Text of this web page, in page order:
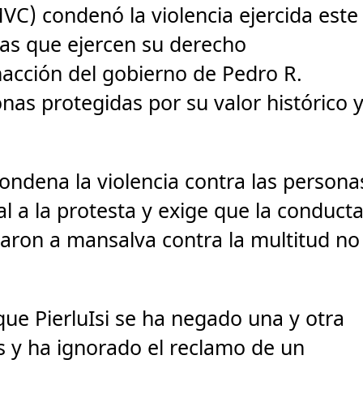
condenó la violencia ejercida este
que ejercen su derecho
del gobierno de Pedro R.
protegidas por su valor histórico
la violencia contra las
a la protesta y exige que la
a mansalva contra la multitud no
PierluIsi se ha negado una y otra
ha ignorado el reclamo de un